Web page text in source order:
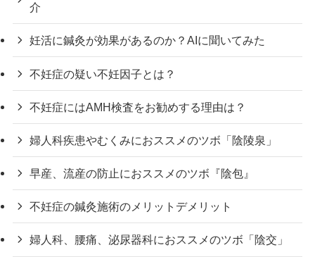
介
妊活に鍼灸が効果があるのか？AIに聞いてみた
不妊症の疑い不妊因子とは？
不妊症にはAMH検査をお勧めする理由は？
婦人科疾患やむくみにおススメのツボ「陰陵泉」
早産、流産の防止におススメのツボ『陰包』
不妊症の鍼灸施術のメリットデメリット
婦人科、腰痛、泌尿器科におススメのツボ「陰交」